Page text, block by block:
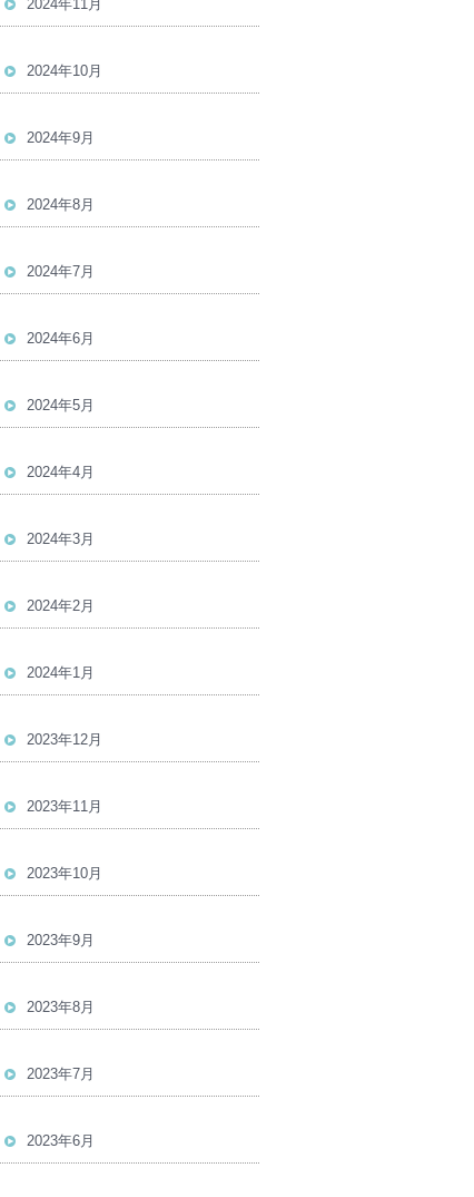
2024年11月
2024年10月
2024年9月
2024年8月
2024年7月
2024年6月
2024年5月
2024年4月
2024年3月
2024年2月
2024年1月
2023年12月
2023年11月
2023年10月
2023年9月
2023年8月
2023年7月
2023年6月